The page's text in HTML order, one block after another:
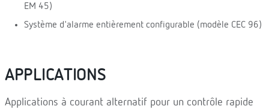
EM 45)
Système d'alarme entièrement configurable (modèle CEC 96)
APPLICATIONS
Applications à courant alternatif pour un contrôle rapide